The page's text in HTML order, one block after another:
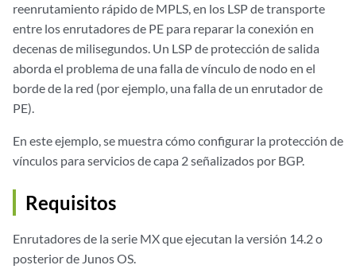
reenrutamiento rápido de MPLS, en los LSP de transporte
entre los enrutadores de PE para reparar la conexión en
decenas de milisegundos. Un LSP de protección de salida
aborda el problema de una falla de vínculo de nodo en el
borde de la red (por ejemplo, una falla de un enrutador de
PE).
En este ejemplo, se muestra cómo configurar la protección de
vínculos para servicios de capa 2 señalizados por BGP.
Requisitos
Enrutadores de la serie MX que ejecutan la versión 14.2 o
posterior de Junos OS.